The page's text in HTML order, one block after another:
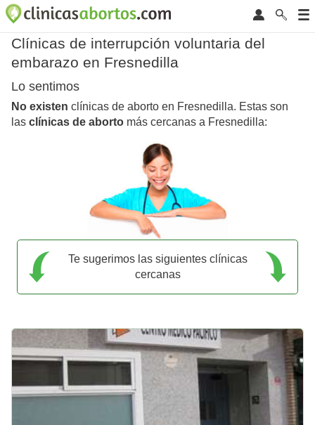
Clínicas de interrupción voluntaria del
embarazo en Fresnedilla
Lo sentimos
No existen clínicas de aborto en Fresnedilla. Estas son
las clínicas de aborto más cercanas a Fresnedilla:
Te sugerimos las siguientes clínicas
cercanas